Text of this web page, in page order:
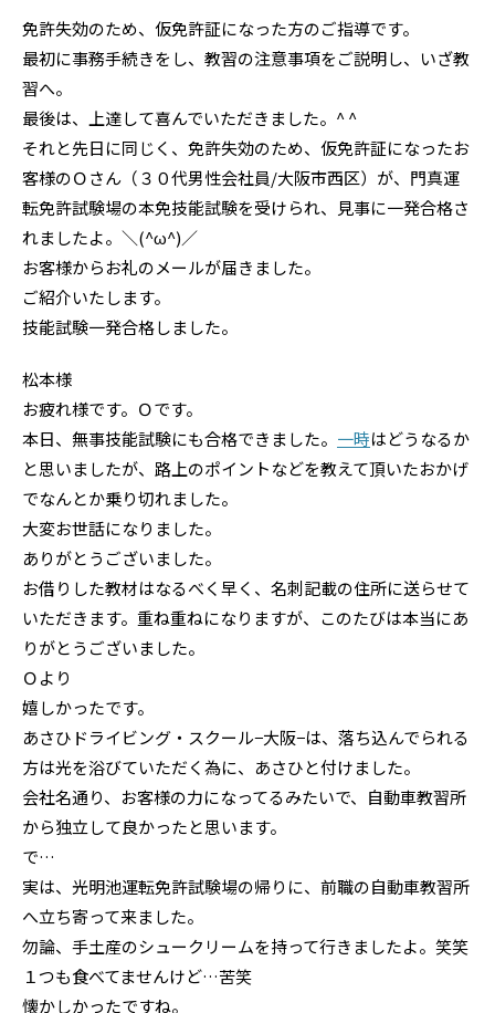
免許失効のため、仮免許証になった方のご指導です。
最初に事務手続きをし、教習の注意事項をご説明し、いざ教
習へ。
最後は、上達して喜んでいただきました。^ ^
それと先日に同じく、免許失効のため、仮免許証になったお
客様のＯさん（３０代男性会社員/大阪市西区）が、門真運
転免許試験場の本免技能試験を受けられ、見事に一発合格さ
れましたよ。＼(^ω^)／
お客様からお礼のメールが届きました。
ご紹介いたします。
技能試験一発合格しました。
松本様
お疲れ様です。Ｏです。
本日、無事技能試験にも合格できました。 一時はどうなるか
と思いましたが、路上のポイントなどを教えて頂いたおかげ
でなんとか乗り切れました。
大変お世話になりました。
ありがとうございました。
お借りした教材はなるべく早く、名刺記載の住所に送らせて
いただきます。重ね重ねになりますが、このたびは本当にあ
りがとうございました。
Ｏより
嬉しかったです。
あさひドライビング・スクール−大阪−は、落ち込んでられる
方は光を浴びていただく為に、あさひと付けました。
会社名通り、お客様の力になってるみたいで、自動車教習所
から独立して良かったと思います。
で…
実は、光明池運転免許試験場の帰りに、前職の自動車教習所
へ立ち寄って来ました。
勿論、手土産のシュークリームを持って行きましたよ。笑笑
１つも食べてませんけど…苦笑
懐かしかったですね。